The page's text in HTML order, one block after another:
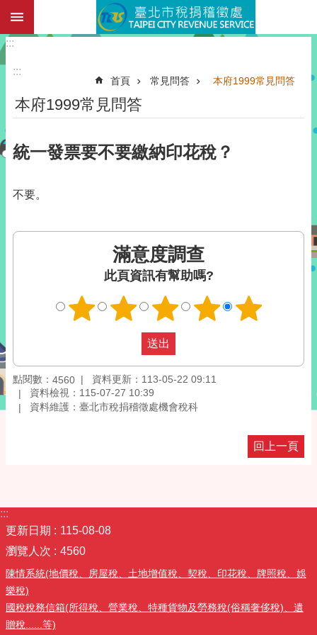
跳到主要內容區塊
:::
:::
首頁 常見問答 本府1999常見問答
本府1999常見問答
統一發票要不要繳納印花稅？
不要。
滿意度調查
此頁資訊有幫助嗎?
點閱數： 4560
資料更新：113-05-22 09:11
資料檢視：115-07-27 10:39
資料維護：臺北市稅捐稽徵處機會稅科
回上一頁
:::
更新日期
115-08-08
瀏覽人次
4560
陳情系統(地價稅、房屋稅、土地增值稅、契稅、印花稅、牌照稅、娛
樂稅)
國稅稅務信箱(所得稅、營業稅、特種貨物及勞務稅(俗稱奢侈稅)、遺
贈稅......等)